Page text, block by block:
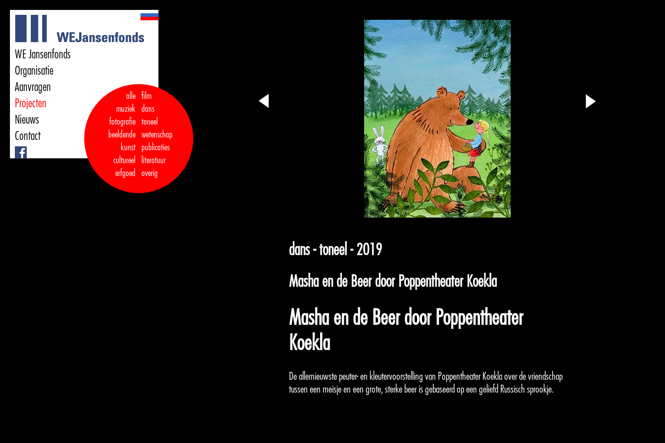
WE Jansenfonds
Organisatie
Aanvragen
Projecten
Nieuws
Contact
alle
muziek
fotografie
beeldende
kunst
cultureel
erfgoed
film
dans
toneel
wetenschap
publicaties
literatuur
overig
dans - toneel - 2019
Masha en de Beer door Poppentheater Koekla
Masha en de Beer door Poppentheater
Koekla
De allernieuwste peuter- en kleutervoorstelling van Poppentheater Koekla over de vriendschap
tussen een meisje en een grote, sterke beer is gebaseerd op een geliefd Russisch sprookje.